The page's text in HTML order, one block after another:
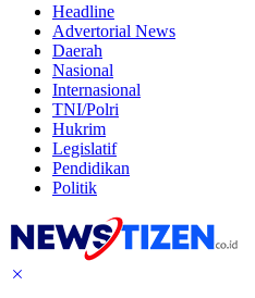
Headline
Advertorial News
Daerah
Nasional
Internasional
TNI/Polri
Hukrim
Legislatif
Pendidikan
Politik